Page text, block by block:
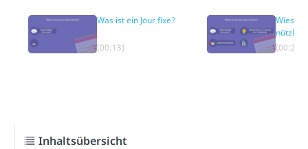
Was ist ein Jour fixe?
(00:13)
Wieso
(00:27)
Inhaltsübersicht